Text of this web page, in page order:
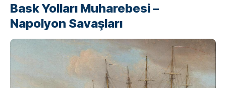
Bask Yolları Muharebesi –
Napolyon Savaşları